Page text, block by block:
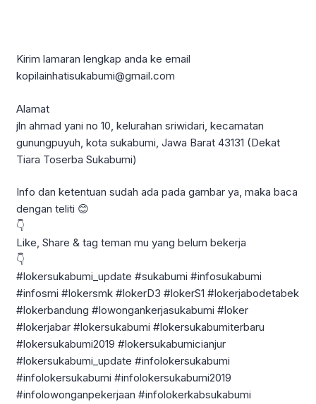
Kirim lamaran lengkap anda ke email
kopilainhatisukabumi@gmail.com
Alamat
jln ahmad yani no 10, kelurahan sriwidari, kecamatan
gunungpuyuh, kota sukabumi, Jawa Barat 43131 (Dekat
Tiara Toserba Sukabumi)
Info dan ketentuan sudah ada pada gambar ya, maka baca
dengan teliti 😊
👇
Like, Share & tag teman mu yang belum bekerja
👇
#lokersukabumi_update #sukabumi #infosukabumi
#infosmi #lokersmk #lokerD3 #lokerS1 #lokerjabodetabek
#lokerbandung #lowongankerjasukabumi #loker
#lokerjabar #lokersukabumi #lokersukabumiterbaru
#lokersukabumi2019 #lokersukabumicianjur
#lokersukabumi_update #infolokersukabumi
#infolokersukabumi #infolokersukabumi2019
#infolowonganpekerjaan #infolokerkabsukabumi